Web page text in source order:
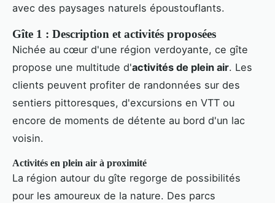
avec des paysages naturels époustouflants.
Gîte 1 : Description et activités proposées
Nichée au cœur d'une région verdoyante, ce gîte
propose une multitude d'activités de plein air. Les
clients peuvent profiter de randonnées sur des
sentiers pittoresques, d'excursions en VTT ou
encore de moments de détente au bord d'un lac
voisin.
Activités en plein air à proximité
La région autour du gîte regorge de possibilités
pour les amoureux de la nature. Des parcs